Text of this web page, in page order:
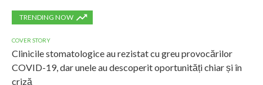
TRENDING NOW
COVER STORY
Clinicile stomatologice au rezistat cu greu provocărilor
COVID-19, dar unele au descoperit oportunități chiar și în
criză